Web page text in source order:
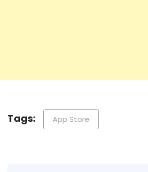
Tags: App Store